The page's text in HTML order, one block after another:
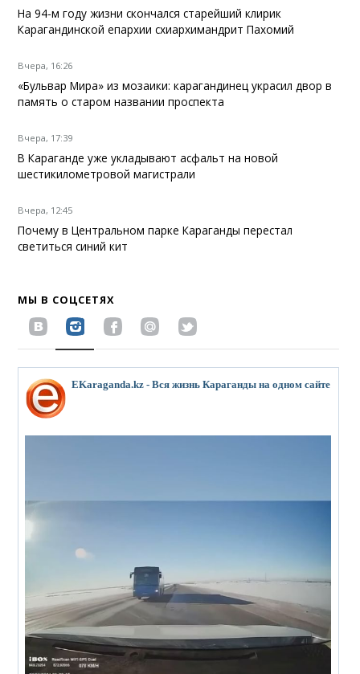
На 94-м году жизни скончался старейший клирик
Карагандинской епархии схиархимандрит Пахомий
Вчера, 16:26
«Бульвар Мира» из мозаики: карагандинец украсил двор в
память о старом названии проспекта
Вчера, 17:39
В Караганде уже укладывают асфальт на новой
шестикилометровой магистрали
Вчера, 12:45
Почему в Центральном парке Караганды перестал
светиться синий кит
МЫ В СОЦСЕТЯХ
EKaraganda.kz - Вся жизнь Караганды на одном сайте